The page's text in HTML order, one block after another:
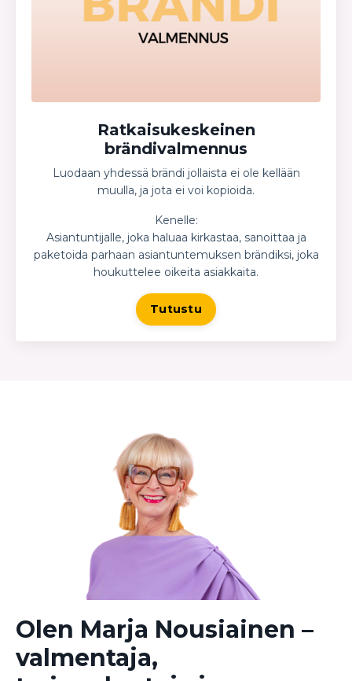
Ratkaisukeskeinen
brändivalmennus
Luodaan yhdessä brändi jollaista ei ole kellään
muulla, ja jota ei voi kopioida.
Kenelle:
Asiantuntijalle, joka haluaa kirkastaa, sanoittaa ja
paketoida parhaan asiantuntemuksen brändiksi, joka
houkuttelee oikeita asiakkaita.
Tutustu
Olen Marja Nousiainen –
valmentaja,